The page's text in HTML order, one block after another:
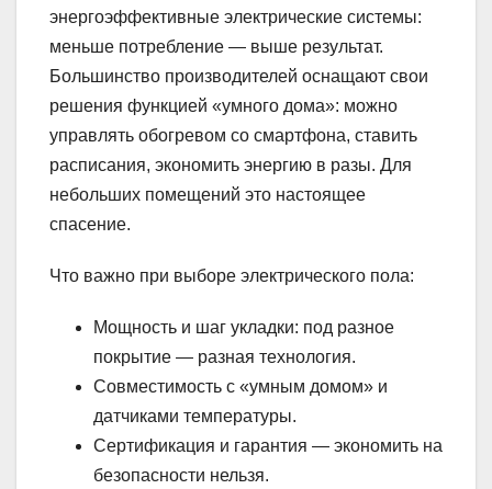
энергоэффективные электрические системы:
меньше потребление — выше результат.
Большинство производителей оснащают свои
решения функцией «умного дома»: можно
управлять обогревом со смартфона, ставить
расписания, экономить энергию в разы. Для
небольших помещений это настоящее
спасение.
Что важно при выборе электрического пола:
Мощность и шаг укладки: под разное
покрытие — разная технология.
Совместимость с «умным домом» и
датчиками температуры.
Сертификация и гарантия — экономить на
безопасности нельзя.